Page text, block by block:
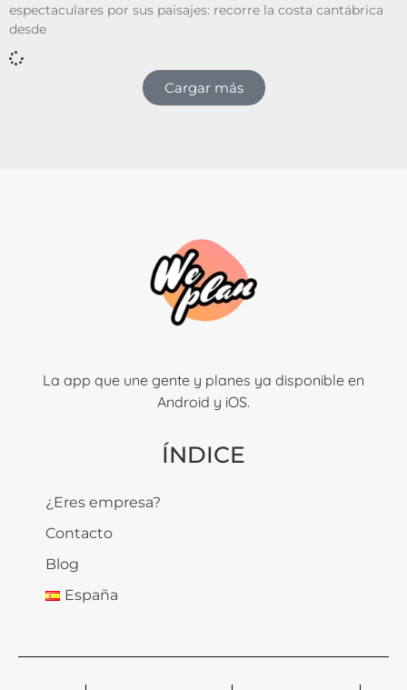
espectaculares por sus paisajes: recorre la costa cantábrica
desde
Cargar más
La app que une gente y planes ya disponible en
Android y iOS.
ÍNDICE
¿Eres empresa?
Contacto
Blog
España